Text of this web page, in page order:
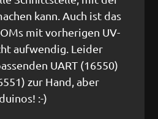
kann. Auch ist das
mit vorherigen UV-
aufwendig. Leider
UART (16550)
zur Hand, aber
:-)